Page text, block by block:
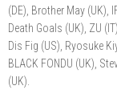
(DE), Brother May (UK),
Death Goals (UK), ZU
Dis Fig (US), Ryosuke
BLACK FONDU (UK),
(UK).